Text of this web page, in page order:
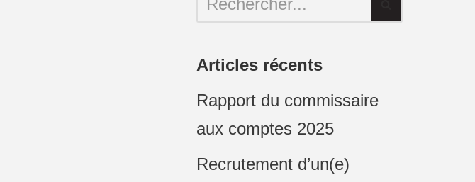
Articles récents
Rapport du commissaire
aux comptes 2025
Recrutement d’un(e)